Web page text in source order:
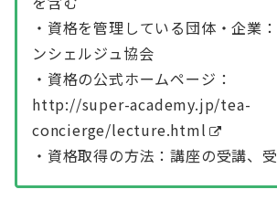
・資格を管理している団体・企業
ンシェルジュ協会
・資格の公式ホームページ：
http://super-academy.jp/tea-
concierge/lecture.html
・資格取得の方法：講座の受講、